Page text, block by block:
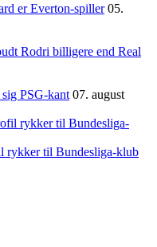
er Everton-spiller 05.
Rodri billigere end Real
PSG-kant 07. august
rykker til Bundesliga-klub